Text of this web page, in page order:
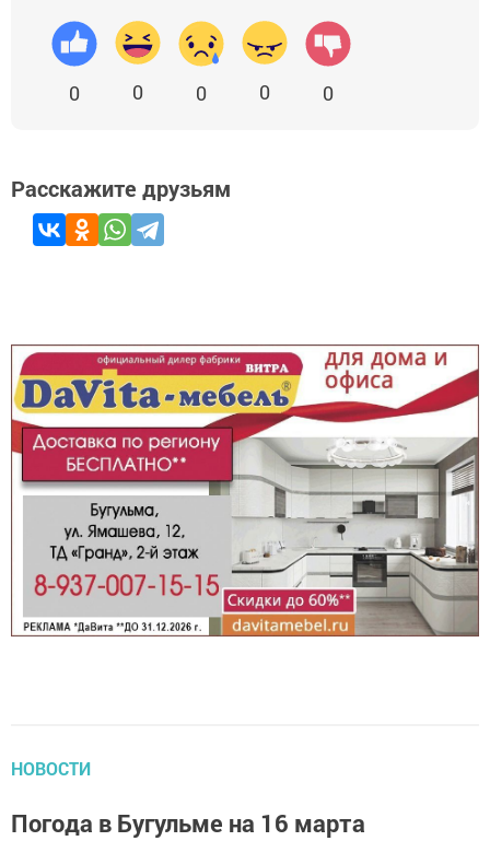
0 0 0 0 0
Расскажите друзьям
НОВОСТИ
Погода в Бугульме на 16 марта